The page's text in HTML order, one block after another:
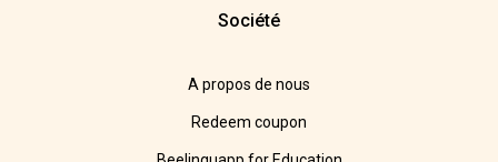
Société
A propos de nous
Redeem coupon